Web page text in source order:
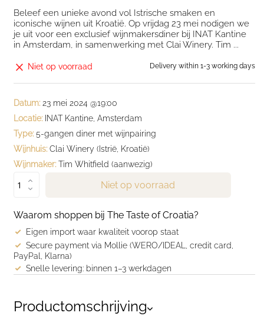
Beleef een unieke avond vol Istrische smaken en
iconische wijnen uit Kroatië. Op vrijdag 23 mei nodigen we
je uit voor een exclusief wijnmakersdiner bij INAT Kantine
in Amsterdam, in samenwerking met Clai Winery. Tim ...
Niet op voorraad Delivery within 1-3 working days
Datum:23 mei 2024 @19:00
Locatie:INAT Kantine, Amsterdam
Type:5-gangen diner met wijnpairing
Wijnhuis:Clai Winery (Istrië, Kroatië)
Wijnmaker:Tim Whitfield (aanwezig)
Niet op voorraad
Waarom shoppen bij The Taste of Croatia?
Eigen import waar kwaliteit voorop staat
Secure payment via Mollie (WERO/IDEAL, credit card,
PayPal, Klarna)
Snelle levering: binnen 1–3 werkdagen
Productomschrijving